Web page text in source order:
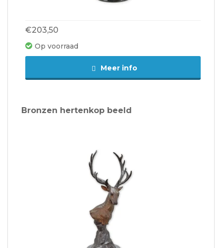
€203,50
Op voorraad
Meer info
Bronzen hertenkop beeld